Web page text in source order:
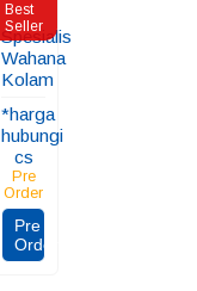
Best
Seller
Spesialis
Wahana
Kolam
*harga
hubungi
cs
Pre
Order
Pre
Order